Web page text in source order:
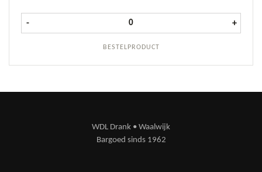
BESTELPRODUCT
- Katrin Wanddispenser +
WDL Drank • Waalwijk
Bargoed sinds 1962